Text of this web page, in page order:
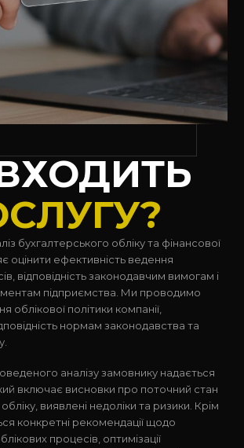
бухгалтерського обліку та фінансової
оцінити ефективність ведення
відповідність законодавчим вимогам і
підприємства. Ми проводимо
облікової політики компанії,
нормам законодавства та
аналізу замовнику надається
включає висновки про поточний стан
виявлені недоліки та ризики. Крім
конкретні рекомендації щодо
процесів, оптимізації